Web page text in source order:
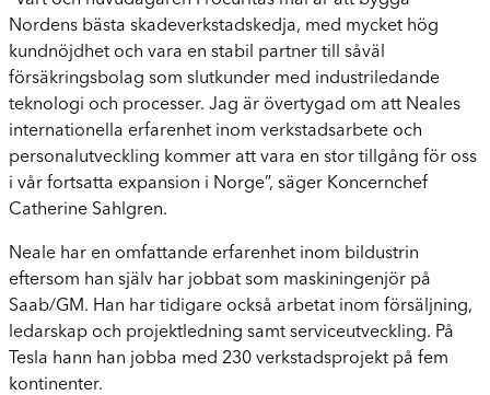
Nordens bästa skadeverkstadskedja, med mycket hög
kundnöjdhet och vara en stabil partner till såväl
försäkringsbolag som slutkunder med industriledande
teknologi och processer. Jag är övertygad om att Neales
internationella erfarenhet inom verkstadsarbete och
personalutveckling kommer att vara en stor tillgång för oss
i vår fortsatta expansion i Norge”, säger Koncernchef
Catherine Sahlgren.
Neale har en omfattande erfarenhet inom bildustrin
eftersom han själv har jobbat som maskiningenjör på
Saab/GM. Han har tidigare också arbetat inom försäljning,
ledarskap och projektledning samt serviceutveckling. På
Tesla hann han jobba med 230 verkstadsprojekt på fem
kontinenter.